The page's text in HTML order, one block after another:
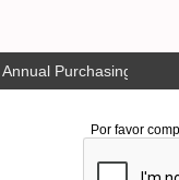
Annual Purchasing Plan
Por favor